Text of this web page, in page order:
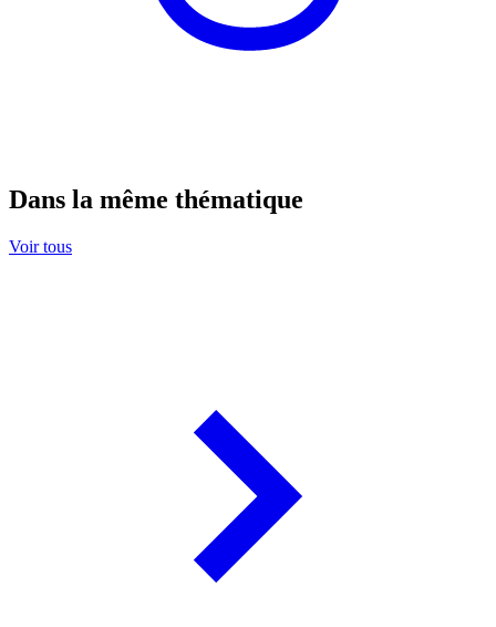
Dans la même thématique
Voir tous